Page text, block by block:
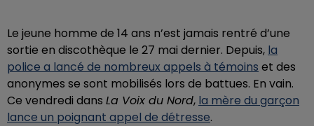
Le jeune homme de 14 ans n’est jamais rentré d’une
sortie en discothèque le 27 mai dernier. Depuis, la
police a lancé de nombreux appels à témoins et des
anonymes se sont mobilisés lors de battues. En vain.
Ce vendredi dans La Voix du Nord, la mère du garçon
lance un poignant appel de détresse.